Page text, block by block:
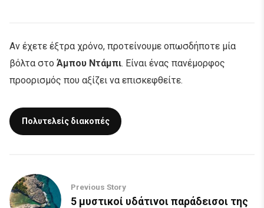
Αν έχετε έξτρα χρόνο, προτείνουμε οπωσδήποτε μία
βόλτα στο Άμπου Ντάμπι. Είναι ένας πανέμορφος
προορισμός που αξίζει να επισκεφθείτε.
Πολυτελείς διακοπές
Previous Story
5 μυστικοί υδάτινοι παράδεισοι της